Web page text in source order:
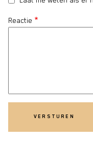
Reactie